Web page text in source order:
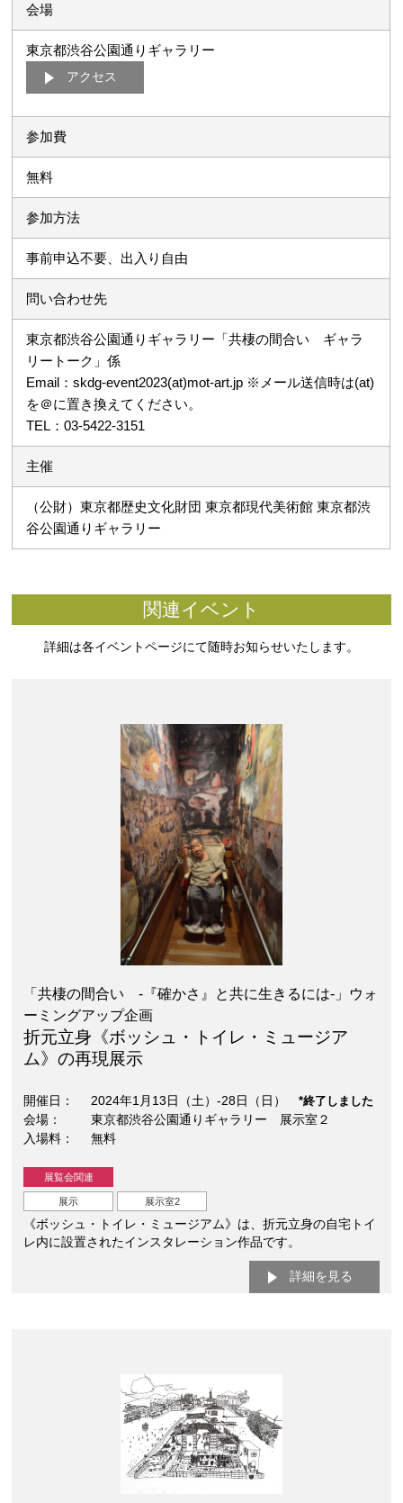
会場
東京都渋谷公園通りギャラリー
アクセス
参加費
無料
参加方法
事前申込不要、出入り自由
問い合わせ先
東京都渋谷公園通りギャラリー「共棲の間合い ギャラ
リートーク」係
Email：skdg-event2023(at)mot-art.jp ※メール送信時は(at)
を＠に置き換えてください。
TEL：03-5422-3151
主催
（公財）東京都歴史文化財団 東京都現代美術館 東京都渋
谷公園通りギャラリー
関連イベント
詳細は各イベントページにて随時お知らせいたします。
「共棲の間合い -『確かさ』と共に生きるには-」ウォ
ーミングアップ企画
折元立身《ボッシュ・トイレ・ミュージア
ム》の再現展示
開催日 2024年1月13日（土）-28日（日）*終了しました
会場
東京都渋谷公園通りギャラリー 展示室２
入場料
無料
展覧会関連
展示 展示室2
《ボッシュ・トイレ・ミュージアム》は、折元立身の自宅トイ
レ内に設置されたインスタレーション作品です。
詳細を見る